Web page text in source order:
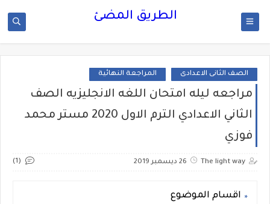
الطريق المضئ
الصف الثانى الاعدادى المراجعة النهائية
مراجعه ليله امتحان اللغه الانجليزيه الصف
الثاني الاعدادي الترم الاول 2020 مستر محمد
فوزي
The light way 26 ديسمبر 2019 (1)
اقسام الموضوع